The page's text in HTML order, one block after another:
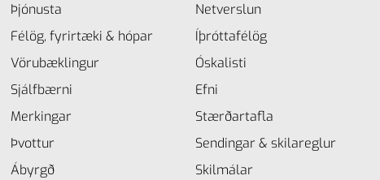
Þjónusta
Félög, fyrirtæki & hópar
Vörubæklingur
Sjálfbærni
Merkingar
Þvottur
Ábyrgð
Netverslun
Íþróttafélög
Óskalisti
Efni
Stærðartafla
Sendingar & skilareglur
Skilmálar